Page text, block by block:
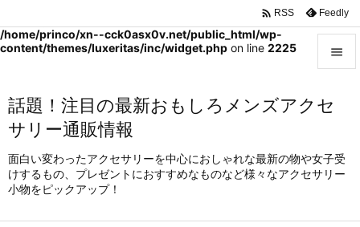
: Undefined array key "WP_Widget_Recent_Comments" in
/home/princo/xn--cck0asx0v.net/public_html/wp-
content/themes/luxeritas/inc/widget.php on line 2225
話題！注目の最新おもしろメンズアクセ
サリー通販情報
面白い変わったアクセサリーを中心におしゃれな最新の物や女子受
けするもの、プレゼントにおすすめなものなど様々なアクセサリー
小物をピックアップ！

メニュ

前へ
 RSS Feedly